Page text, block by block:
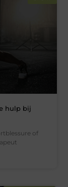
hulp bij
of